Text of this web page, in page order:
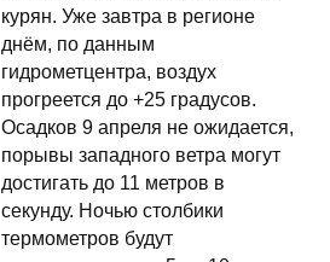
курян. Уже завтра в регионе
днём, по данным
гидрометцентра, воздух
прогреется до +25 градусов.
Осадков 9 апреля не ожидается,
порывы западного ветра могут
достигать до 11 метров в
секунду. Ночью столбики
термометров будут